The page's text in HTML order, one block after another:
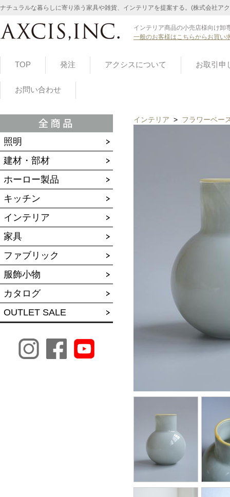
ナチュラルな暮らしに寄り添う家具や雑貨、インテリアを提案する。(株式会社ア
インテリア商品の小売店様向け卸
一般のお客様はこちらからお買い
TOP 発注 アクシスについて お取引申
お問い合わせ
照明
建材・部材
ホーロー製品
キッチン
インテリア
家具
ファブリック
服飾小物
カタログ
OUTLET SALE
インテリア > フラワーベー